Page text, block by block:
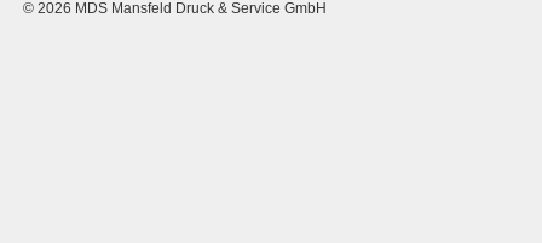
© 2026 MDS Mansfeld Druck & Service GmbH